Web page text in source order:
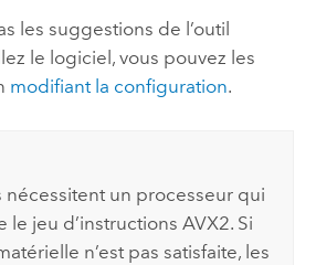
les suggestions de l’outil
le logiciel, vous pouvez les
modifiant la configuration.
nécessitent un processeur qui
jeu d’instructions AVX2. Si
n’est pas satisfaite, les